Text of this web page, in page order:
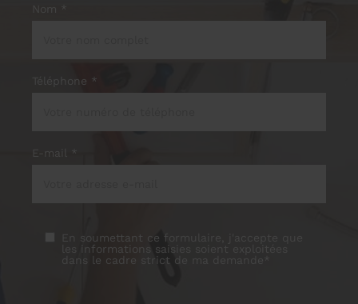
Nom *
Téléphone *
E-mail *
En soumettant ce formulaire, j'accepte que
les informations saisies soient exploitées
dans le cadre strict de ma demande*